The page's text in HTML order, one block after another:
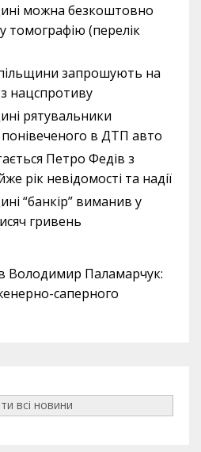
можна безкоштовно
томографію (перелік
запрошують на
нацспротиву
рятувальники
в ДТП авто
Петро Федів з
рік невідомості та надії
“банкір” виманив у
гривень
Володимир Паламарчук:
саперного
всі новини